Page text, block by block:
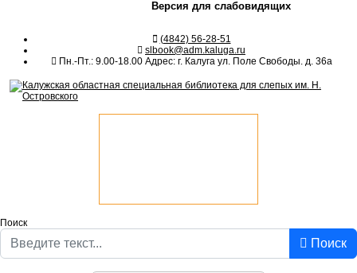
Версия для слабовидящих
(4842) 56-28-51
slbook@adm.kaluga.ru
Пн.-Пт.: 9.00-18.00 Адрес: г. Калуга ул. Поле Свободы. д. 36а
Поиск
Поиск